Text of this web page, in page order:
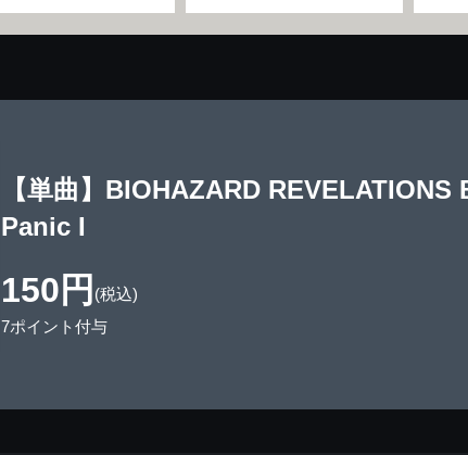
【単曲】BIOHAZARD
Panic I
150円 (税込)
7ポイント付与